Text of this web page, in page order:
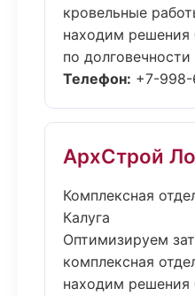
кровельные
находим решения
по
Телефон: +7-
АрхСтрой
Комплексная
Калуга
Оптимизируем
комплексная
находим решения